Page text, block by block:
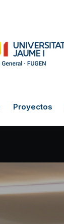
Proyectos